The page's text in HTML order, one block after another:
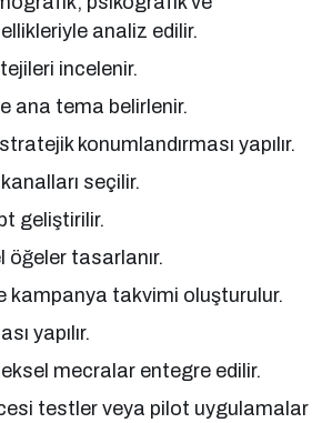
analiz edilir.
incelenir.
ana tema belirlenir.
konumlandırması yapılır.
seçilir.
geliştirilir.
öğeler tasarlanır.
kampanya takvimi oluşturulur.
yapılır.
mecralar entegre edilir.
testler veya pilot uygulamalar